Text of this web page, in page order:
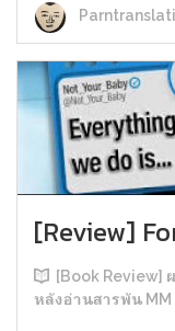
[Review]
[Book Review]
หลังอ่านสารพัน MM